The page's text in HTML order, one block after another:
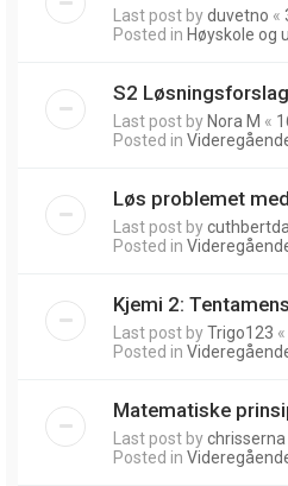
Last post byduvetno «
Posted in Høyskole og
S2
Last post by Nora M «
Posted in
Løs problemet
Last post by
Posted in
Kjemi 2:
Last post byTrigo123 «
Posted in
Matematiske
Last post bychrisserna
Posted in